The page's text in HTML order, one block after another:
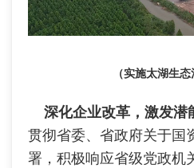
（实施太湖生态
深化企业改革，激发潜
贯彻省委、省政府关于国
署，积极响应省级党政机